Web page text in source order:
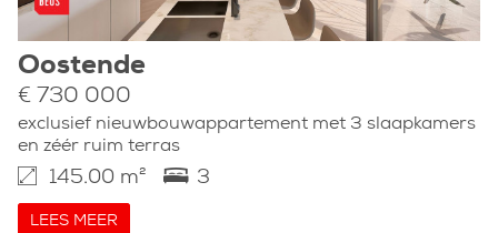
Oostende
€ 730 000
exclusief nieuwbouwappartement met 3 slaapkamers
en zéér ruim terras
145.00 m² 3
LEES MEER